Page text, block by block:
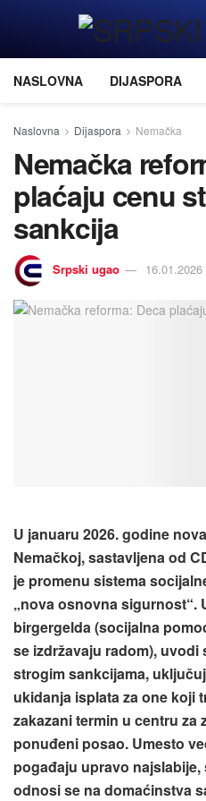
NASLOVNA DIJASPORA
Naslovna Dijaspora Nemačka
Nemačka
plaćaju cenu
sankcija
Srpski ugao 16.01.2026
U januaru 2026. godine
Nemačkoj, sastavljena od
je promenu sistema
„nova osnovna sigurnost“.
birgergelda (socijalna
se izdržavaju radom), uvodi
strogim sankcijama,
ukidanja isplata za one koji
zakazani termin u centru za
ponuđeni posao. Umesto
pogađaju upravo
odnosi se na domaćinstva